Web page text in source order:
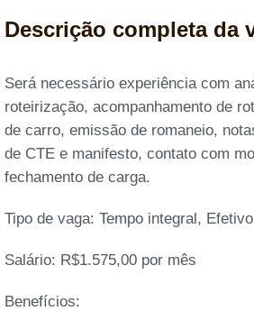
Descrição completa da
Será necessário experiência com
roteirização, acompanhamento de
de carro, emissão de romaneio,
de CTE e manifesto, contato com
fechamento de carga.
Tipo de vaga: Tempo integral,
Salário: R$1.575,00 por mês
Benefícios: